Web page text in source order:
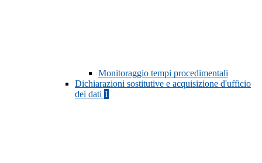
Monitoraggio tempi procedimentali
Dichiarazioni sostitutive e acquisizione d'ufficio
dei dati 1